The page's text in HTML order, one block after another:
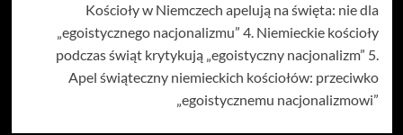
Kościoły w Niemczech apelują na święta: nie dla
„egoistycznego nacjonalizmu” 4. Niemieckie kościoły
podczas świąt krytykują „egoistyczny nacjonalizm” 5.
Apel świąteczny niemieckich kościołów: przeciwko
„egoistycznemu nacjonalizmowi”